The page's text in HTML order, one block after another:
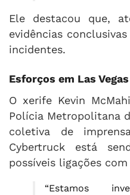
Ele destacou que,
evidências
incidentes.
Esforços em Las Vegas
O xerife Kevin
Polícia Metropolitana
coletiva de
Cybertruck está
possíveis ligações
“Estamos